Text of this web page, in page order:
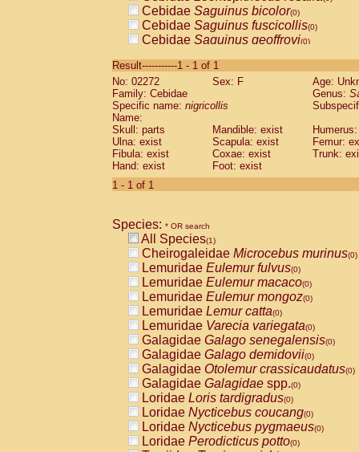
Cebidae Saguinus bicolor(0)
Cebidae Saguinus fuscicollis(0)
Cebidae Saguinus geoffroyi(0)
CebidaeSaguinus labiatus(0)
Cebidae Saguinus leucopus (0)
Cebidae
CebidaeSaguinus mystax
Cebidae Saguinus nigricollis (1)
Cebidae Saguinus oedipus
Cebidae Saguinus weddelli
Cebidae Saguinusspp.
Cebidae
CebidaeCebus capucinus
CebidaeCebus nigrivittatus
CebidaeCebus spp.(0)
CebidaeSaimiri boliviensis(0)
CebidaeSaimiri sciureus(0)
AtelidaeAlouatta caraya(0)
AtelidaeAlouatta fusca(0)
AtelidaeAlouatta seniculus(0)
AtelidaeAlouattaspp.(0)
AtelidaeAteles belzebuth(0)
AtelidaeAteles geoffroyi(0)
AtelidaeAteles paniscus(0)
AtelidaeAtelesspp.(0)
AtelidaeLagothrix lagothricha(0)
AtelidaeLagothrix lagothricha cana
PitheciidaeCacajao calvus
Result-----------1 - 1 of 1
No: 02272
Sex: F
Age:
Family: Cebidae
Genus:
Specific name: nigricollis
Name:
Skull: parts
Mandible: exist
Ulna: exist
Scapula: exist
Femur:
Fibula: exist
Coxae: exist
Trunk:
Hand: exist
Foot: exist
1 - 1 of 1
Species: * OR search
All Species(1)
Cheirogaleidae Microcebus murinus(0)
Lemuridae Eulemur fulvus(0)
Lemuridae Eulemur macaco(0)
Lemuridae Eulemur mongoz(0)
Lemuridae Lemur catta(0)
Lemuridae Varecia variegata(0)
Galagidae Galago senegalensis(0)
Galagidae Galago demidovii(0)
Galagidae Otolemur crassicaudatus(0)
Galagidae Galagidae spp.(0)
Loridae Loris tardigradus(0)
Loridae Nycticebus coucang(0)
Loridae Nycticebus pygmaeus(0)
Loridae Perodicticus potto(0)